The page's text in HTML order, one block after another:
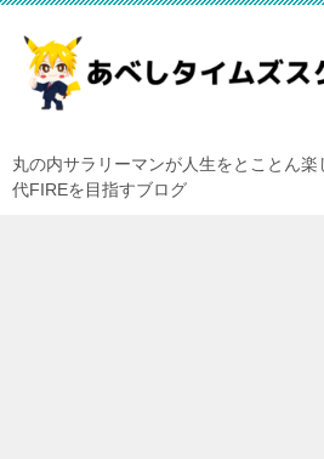
丸の内サラリーマンが人生をとことん
代FIREを目指すブログ